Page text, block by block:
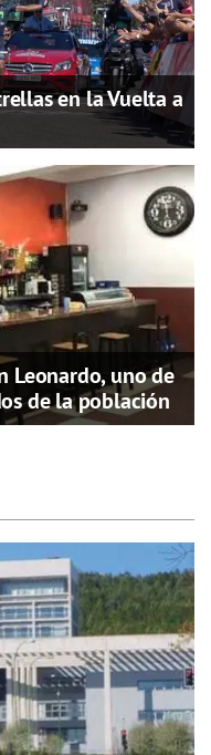
en la Vuelta a
Leonardo, uno de
de la población